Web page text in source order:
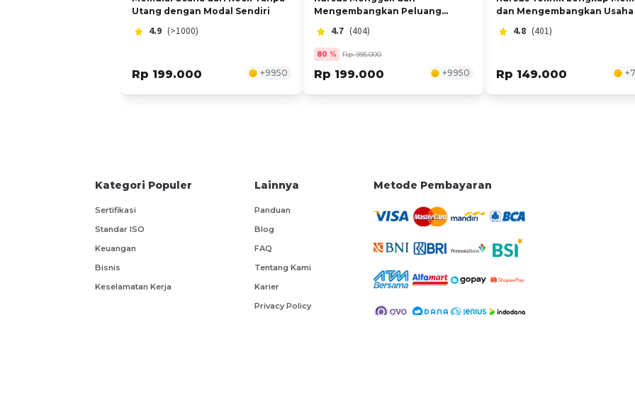
Siswa yang menyelesaikan seluruh materi pelatihan dan melampaui nilai minimal kelulusan kuis, akan
Utang dengan Modal Sendiri
4.9 (>1000)
Rp 199.000 +9950
Mengembangkan Peluang
4.7 (404)
80 % Rp. 995.000
Rp 199.000 +9950
dan Mengembangkan Usaha
4.8 (401)
Rp 149.000 +
Kategori Populer
Sertifikasi
Standar ISO
Keuangan
Bisnis
Keselamatan Kerja
Lainnya
Panduan
Blog
FAQ
Tentang Kami
Karier
Privacy Policy
Metode Pembayaran